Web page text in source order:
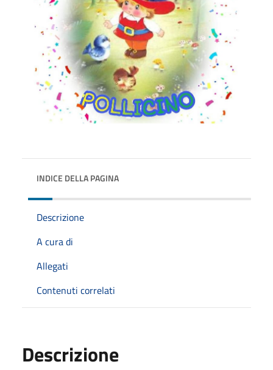
INDICE DELLA PAGINA
Descrizione
A cura di
Allegati
Contenuti correlati
Descrizione